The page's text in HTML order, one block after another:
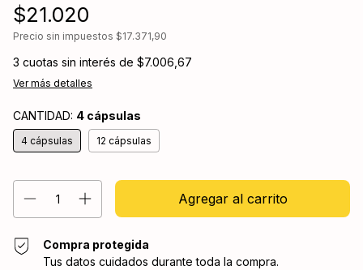
$21.020
Precio sin impuestos $17.371,90
3 cuotas sin interés de $7.006,67
Ver más detalles
CANTIDAD: 4 cápsulas
4 cápsulas 12 cápsulas
Compra protegida
Tus datos cuidados durante toda la compra.